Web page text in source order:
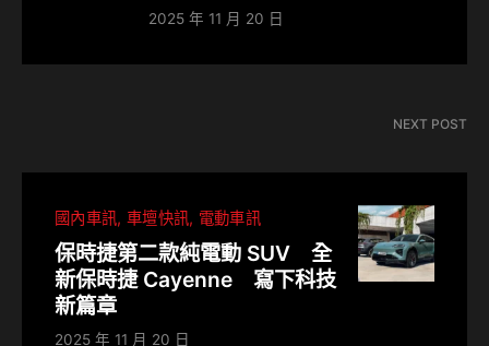
2025 年 11 月 20 日
NEXT POST
國內車訊 車壇快訊 電動車訊
保時捷第二款純電動 SUV 全
新保時捷 Cayenne 寫下科技
新篇章
2025 年 11 月 20 日